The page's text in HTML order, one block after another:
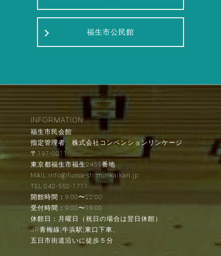
福生市公民館
INFORMATION
福生市民会館
指定管理者 株式会社コンベンションリンケージ
〒197-0011
東京都福生市福生2455番地
MAIL:info@fussa-shiminkaikan.jp
TEL:042-552-1711
開館時間：9:00〜22:00
受付時間：9:00〜19:00
休館日：月曜日（祝日の場合は翌日休館）
JR青梅線[牛浜駅]東口下車、
五日市街道沿いに徒歩５分